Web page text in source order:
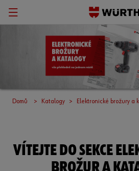
Domů Katalogy Elektronické brožury a
VÍTEJTE DO SEKCE
BROŽUR A